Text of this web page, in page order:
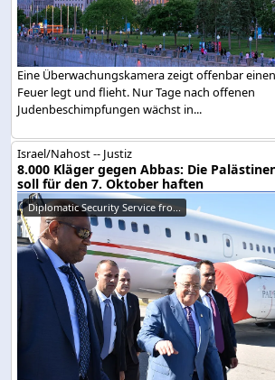
Eine Überwachungskamera zeigt offenbar
Feuer legt und flieht. Nur Tage nach offenen
Judenbeschimpfungen wächst in...
Israel/Nahost -- Justiz
8.000 Kläger gegen Abbas: Die
soll für den 7. Oktober haften
Diplomatic Security Service fro...